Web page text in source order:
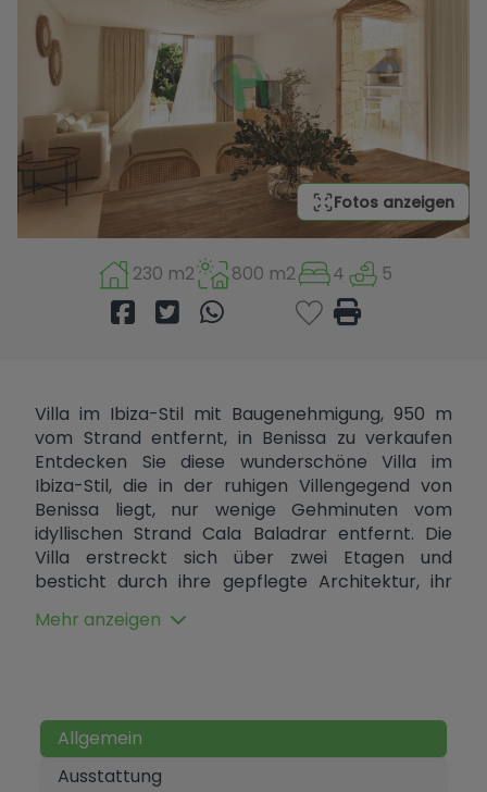
Fotos anzeigen
230 m2 800 m2 4 5
Villa im Ibiza-Stil mit Baugenehmigung, 950 m
vom Strand entfernt, in Benissa zu verkaufen
Entdecken Sie diese wunderschöne Villa im
Ibiza-Stil, die in der ruhigen Villengegend von
Benissa liegt, nur wenige Gehminuten vom
idyllischen Strand Cala Baladrar entfernt. Die
Villa erstreckt sich über zwei Etagen und
besticht durch ihre gepflegte Architektur, ihr
Ausstattung. Die Villa verfügt über einen
ausgelegt ist. Sie betreten das Obergeschoss
durch eine geräumige Eingangshalle. Auf dieser
Etage befinden sich drei geräumige
Mehr anzeigen
Allgemein
Ausstattung